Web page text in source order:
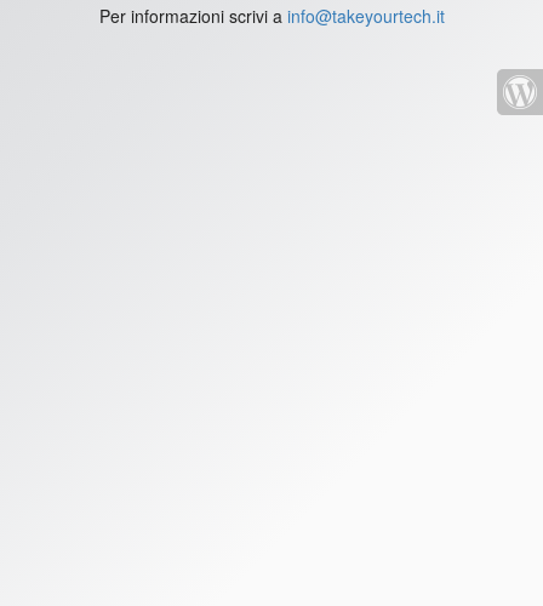
Per informazioni scrivi a info@takeyourtech.it